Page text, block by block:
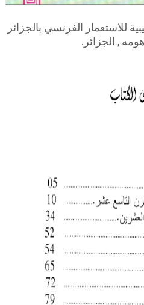
للاستعمار الفرنسي بالجزائر